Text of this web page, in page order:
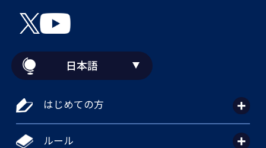
日本語
はじめての方
ルール